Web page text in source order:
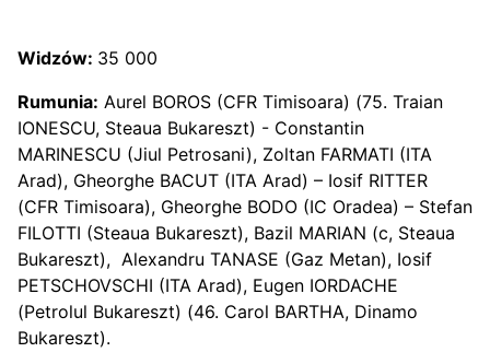
Widzów: 35 000
Rumunia: Aurel BOROS (CFR Timisoara) (75. Traian
IONESCU, Steaua Bukareszt) - Constantin
MARINESCU (Jiul Petrosani), Zoltan FARMATI (ITA
Arad), Gheorghe BACUT (ITA Arad) – Iosif RITTER
(CFR Timisoara), Gheorghe BODO (IC Oradea) – Stefan
FILOTTI (Steaua Bukareszt), Bazil MARIAN (c, Steaua
Bukareszt), Alexandru TANASE (Gaz Metan), Iosif
PETSCHOVSCHI (ITA Arad), Eugen IORDACHE
(Petrolul Bukareszt) (46. Carol BARTHA, Dinamo
Bukareszt).